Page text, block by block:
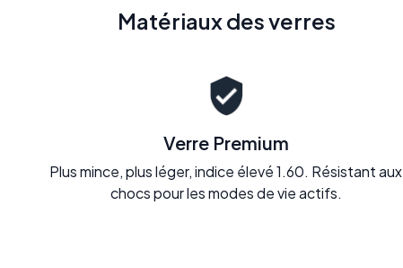
Matériaux des verres
Verre Premium
Plus mince, plus léger, indice élevé 1.60. Résistant aux
chocs pour les modes de vie actifs.